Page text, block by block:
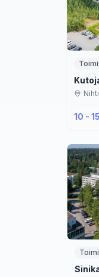
10 - 15